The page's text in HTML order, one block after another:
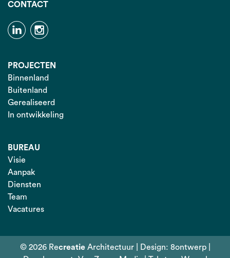
CONTACT
PROJECTEN
Binnenland
Buitenland
Gerealiseerd
In ontwikkeling
BUREAU
Visie
Aanpak
Diensten
Team
Vacatures
© 2026 RecreatieArchitectuur | Design: 8ontwerp|